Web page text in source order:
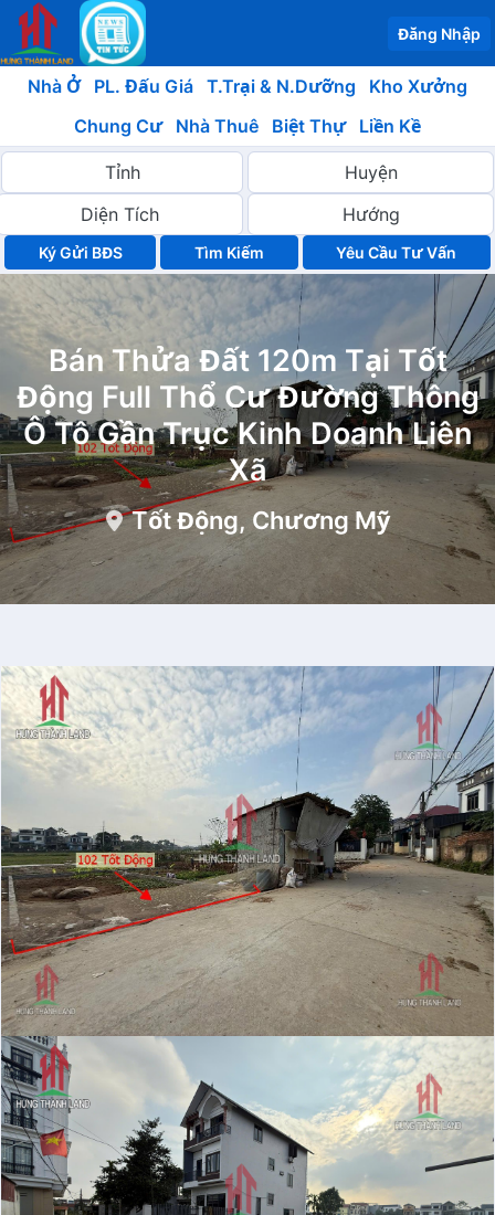
Đăng Nhập
Nhà Ở PL. Đấu Giá T.Trại & N.Dưỡng
Kho Xưởng
Chung Cư
Nhà Thuê Biệt Thự Liền Kề
Ký Gửi BĐS Yêu Cầu Tư Vấn
Bán Thửa Đất 120m Tại Tốt
Động Full Thổ Cư Đường Thông
Ô Tô Gần Trục Kinh Doanh Liên
Xã
Tốt Động, Chương Mỹ